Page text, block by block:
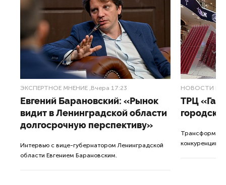
ЭКСПЕРТНОЕ МНЕНИЕ ,Вчера 17:23
Евгений Барановский: «Рынок
видит в Ленинградской области
долгосрочную перспективу»
Интервью с вице-губернатором Ленинградской
области Евгением Барановским.
НОВОСТИ
ТРЦ
конкуренции